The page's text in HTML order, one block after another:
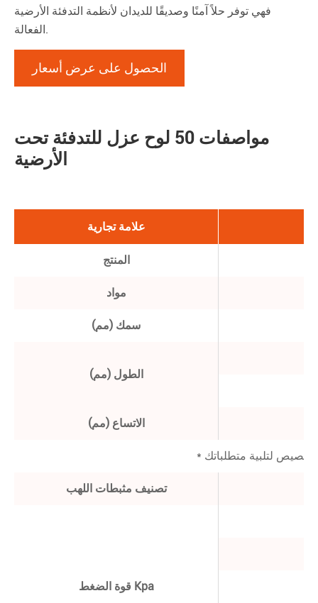
فهي توفر حلاً آمنًا وصديقًا للديدان لأنظمة التدفئة الأرضية
الفعالة.
الحصول على عرض أسعار
مواصفات 50 لوح عزل للتدفئة تحت
الأرضية
علامة تجارية
المنتج
مواد
سمك (مم)
الطول (مم)
الاتساع (مم)
تصنيف مثبطات اللهب
قوة الضغط Kpa